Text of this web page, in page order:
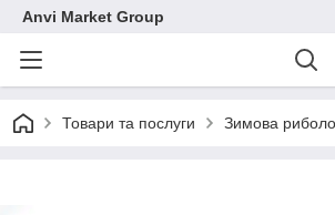
Anvi Market Group
Товари та послуги Зимова